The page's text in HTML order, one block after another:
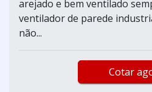
arejado e bem ventilado
ventilador de parede
não...
Cotar